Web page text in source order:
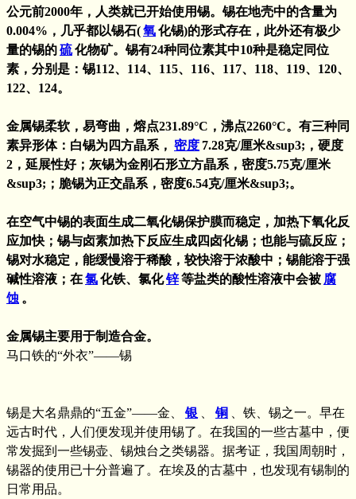
公元前2000年，人类就已开始使用锡。锡在地壳中的含量为
0.004%，几乎都以锡石(氧化锡)的形式存在，此外还有极少
量的锡的硫化物矿。锡有24种同位素其中10种是稳定同位
素，分别是：锡112、114、115、116、117、118、119、120、
122、124。
金属锡柔软，易弯曲，熔点231.89°C，沸点2260°C。有三种同
素异形体：白锡为四方晶系， 密度 7.28克/厘米&sup3;，硬度
2，延展性好；灰锡为金刚石形立方晶系，密度5.75克/厘米
&sup3;；脆锡为正交晶系，密度6.54克/厘米&sup3;。
在空气中锡的表面生成二氧化锡保护膜而稳定，加热下氧化反
应加快；锡与卤素加热下反应生成四卤化锡；也能与硫反应；
锡对水稳定，能缓慢溶于稀酸，较快溶于浓酸中；锡能溶于强
碱性溶液；在氯化铁、氯化锌等盐类的酸性溶液中会被 腐
蚀 。
金属锡主要用于制造合金。
马口铁的“外衣”——锡
锡是大名鼎鼎的“五金”——金、 银 铜
、铁、锡之一。早在
远古时代，人们便发现并使用锡了。在我国的一些古墓中，便
常发掘到一些锡壶、锡烛台之类锡器。据考证，我国周朝时，
锡器的使用已十分普遍了。在埃及的古墓中，也发现有锡制的
日常用品。